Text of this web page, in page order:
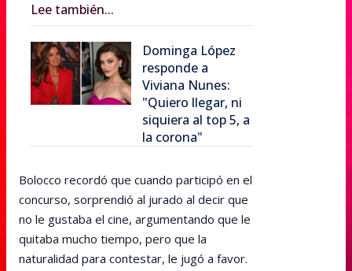
Lee también...
Dominga López
responde a
Viviana Nunes:
"Quiero llegar, ni
siquiera al top 5, a
la corona"
Bolocco recordó que cuando participó en el
concurso, sorprendió al jurado al decir que
no le gustaba el cine, argumentando que le
quitaba mucho tiempo, pero que la
naturalidad para contestar, le jugó a favor.